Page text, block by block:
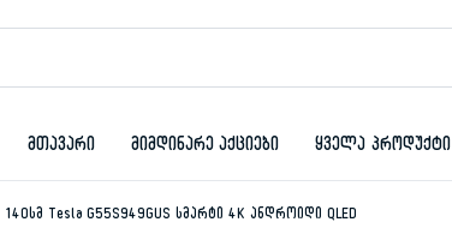
მთავარი მიმდინარე აქციები ყველა პროდუქტი
Tesla G55S949GUS სმარტი 4K ანდროიდი QLED